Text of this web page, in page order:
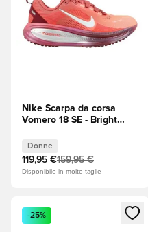
Nike Scarpa da corsa
Vomero 18 SE - Bright
Green (Verde)/Atomic
Pink/Argento metallizzato
Donna
Donne
119,95 €159,95 €
Disponibile in molte taglie
Apre una finestra modale
-25%